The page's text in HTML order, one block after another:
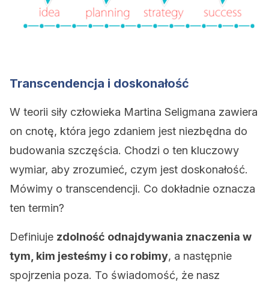
Transcendencja i doskonałość
W teorii siły człowieka Martina Seligmana zawiera
on cnotę, która jego zdaniem jest niezbędna do
budowania szczęścia. Chodzi o ten kluczowy
wymiar, aby zrozumieć, czym jest doskonałość.
Mówimy o transcendencji. Co dokładnie oznacza
ten termin?
Definiuje zdolność odnajdywania znaczenia w
tym, kim jesteśmy i co robimy, a następnie
spojrzenia poza. To świadomość, że nasz